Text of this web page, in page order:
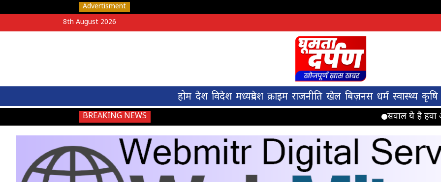
Advertisment
8th August 2026
होम देश विदेश मध्यप्रदेश क्राइम राजनीति खेल बिज़नस धर्म स्वास्थ्य कृषि
BREAKING NEWS सवाल ये है हवा आई किसके